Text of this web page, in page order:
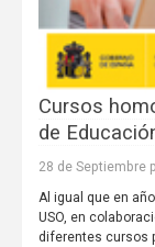
Cursos
de
28 de Septiembre
Al igual que en
USO, en
diferentes cursos